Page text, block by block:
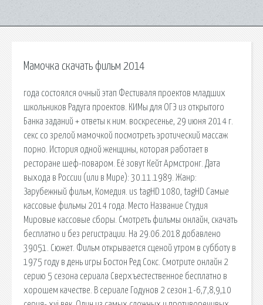
Мамочка скачать фильм 2014
года состоялся очный этап Фестиваля проектов младших
школьников Радуга проектов. КИМы для ОГЭ из открытого
Банка заданий + ответы к ним. воскресенье, 29 июня 2014 г.
секс со зрелой мамочкой посмотреть эротический массаж
порно. История одной женщины, которая работает в
ресторане шеф-поваром. Её зовут Кейт Армстронг. Дата
выхода в России (или в Мире): 30.11.1989. Жанр:
Зарубежный фильм, Комедия. us tagHD 1080, tagHD Самые
кассовые фильмы 2014 года. Место Название Студия
Мировые кассовые сборы. Смотреть фильмы онлайн, скачать
бесплатно и без регистрации. На 29.06.2018 добавлено
39051. Сюжет. Фильм открывается сценой утром в субботу в
1975 году в день игры Бостон Ред Сокс. Смотрите онлайн 2
серию 5 сезона сериала Сверхъестественное бесплатно в
хорошем качестве. В сериале Годунов 2 сезон 1-6,7,8,9,10